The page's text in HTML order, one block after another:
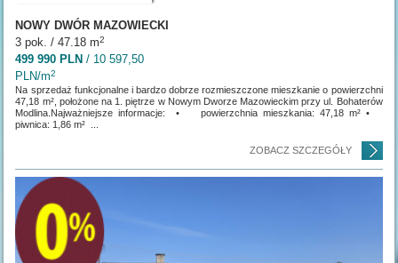
NOWY DWÓR MAZOWIECKI
3 pok. / 47.18 m2
499 990 PLN / 10 597,50
PLN/m2
Na sprzedaż funkcjonalne i bardzo dobrze rozmieszczone mieszkanie o powierzchni
47,18 m², położone na 1. piętrze w Nowym Dworze Mazowieckim przy ul. Bohaterów
Modlina.Najważniejsze informacje: • powierzchnia mieszkania: 47,18 m² •
piwnica: 1,86 m² ...
ZOBACZ SZCZEGÓŁY